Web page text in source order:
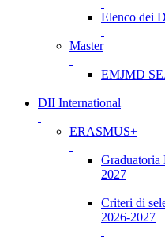
Elenco dei
Master
EMJMD
DII International
ERASMUS+
2027
Criteri di
2026-2027